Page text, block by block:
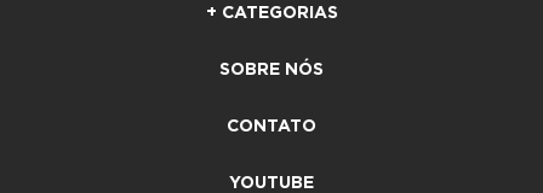
+ CATEGORIAS
SOBRE NÓS
CONTATO
YOUTUBE